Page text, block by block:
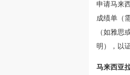
申请马来
成绩单（
（如雅思
明），以
马来西亚